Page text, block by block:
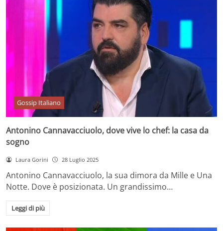
Gossip Italiano
Antonino Cannavacciuolo, dove vive lo chef: la casa da
sogno
Laura Gorini 28 Luglio 2025
Antonino Cannavacciuolo, la sua dimora da Mille e Una
Notte. Dove è posizionata. Un grandissimo…
Leggi di più